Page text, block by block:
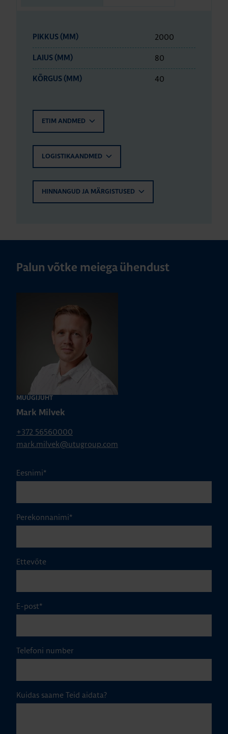
PIKKUS (MM) 2000
LAIUS (MM) 80
KÕRGUS (MM) 40
ETIM ANDMED
LOGISTIKAANDMED
HINNANGUD JA MÄRGISTUSED
Palun võtke meiega ühendust
MÜÜGIJUHT
Mark Milvek
+372 56560000
mark.milvek@utugroup.com
Eesnimi*
Perekonnanimi*
Ettevõte
E-post*
Telefoni number
Kuidas saame Teid aidata?